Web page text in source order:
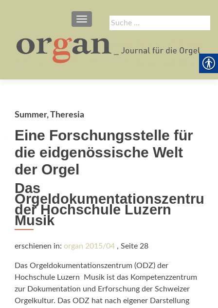
Suche
nach:
SCHALTE NAVIGATION
Summer, Theresia
Eine Forschungsstelle für
die eidgenössische Welt
der Orgel
Das
Orgeldokumentationszentrum
der Hochschule Luzern 
Musik
erschienen in: organ 2015/04 , Seite 28
Das Orgeldokumentationszentrum (ODZ) der
Hochschule Luzern  Musik ist das Kompetenzzentrum
zur Dokumentation und Erforschung der Schweizer
Orgelkultur. Das ODZ hat nach eigener Darstellung